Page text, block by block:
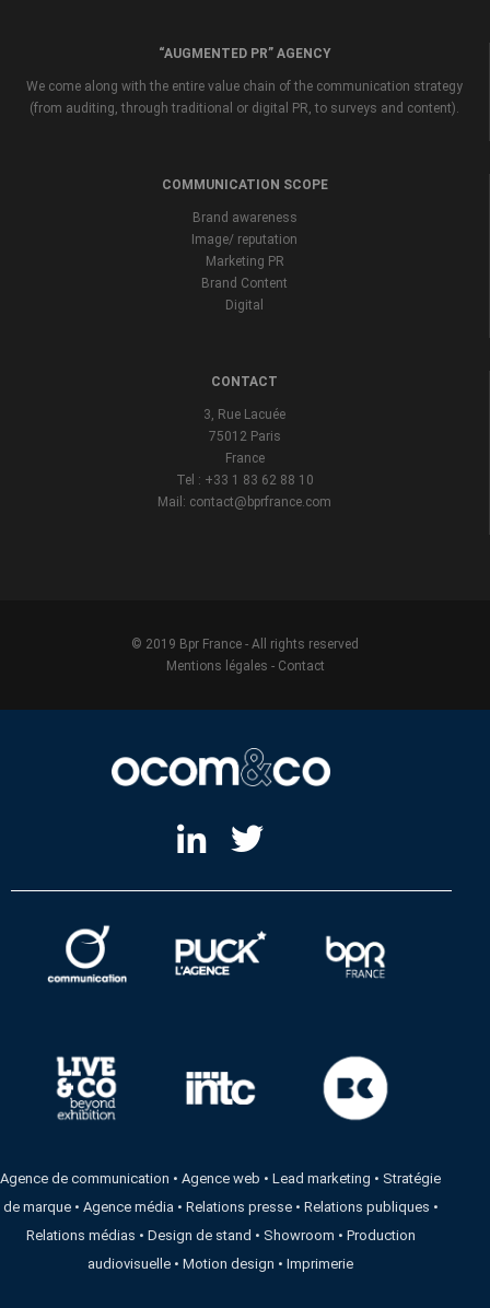
“AUGMENTED PR” AGENCY
We come along with the entire value chain of the communication strategy
(from auditing, through traditional or digital PR, to surveys and content).
COMMUNICATION SCOPE
Brand awareness
Image/ reputation
Marketing PR
Brand Content
Digital
CONTACT
3, Rue Lacuée
75012 Paris
France
Tel : +33 1 83 62 88 10
Mail: contact@bprfrance.com
© 2019 Bpr France - All rights reserved
Mentions légales - Contact
Agence de communication •Agence web •Lead marketing • Stratégie
de marque• Agence média • Relations presse• Relations publiques •
Relations médias • Design de stand • Showroom • Production
audiovisuelle •Motion design •Imprimerie